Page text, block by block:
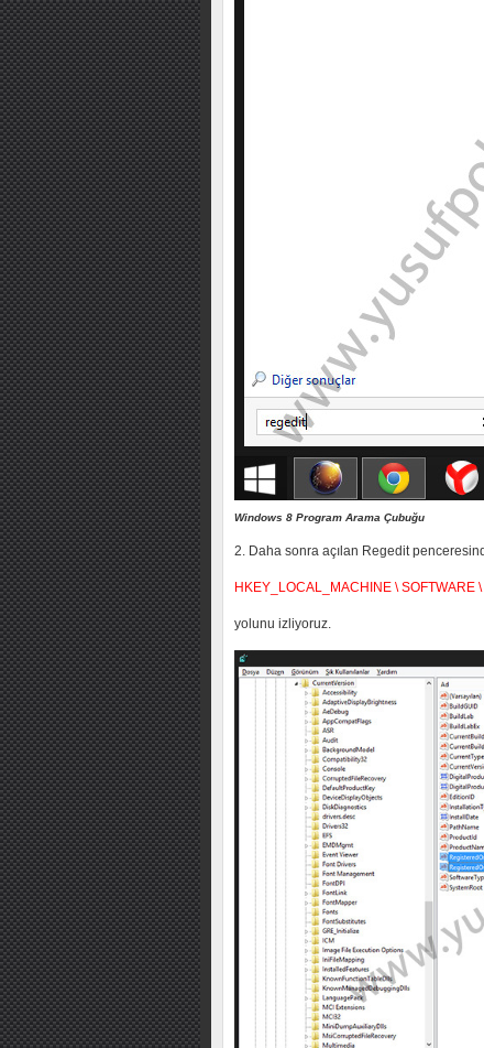
Windows 8 Program Arama Çubuğu
2. Daha sonra açılan Regedit
HKEY_LOCAL_MACHINE \ SOFTWARE
yolunu izliyoruz.